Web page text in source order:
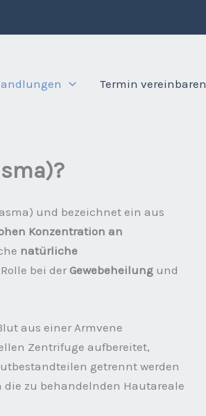
Termin vereinbaren
und bezeichnet ein aus
Konzentration an
natürliche
bei derGewebeheilung und
aus einer Armvene
Zentrifuge aufbereitet,
getrennt werden
die zu behandelnden Hautareale